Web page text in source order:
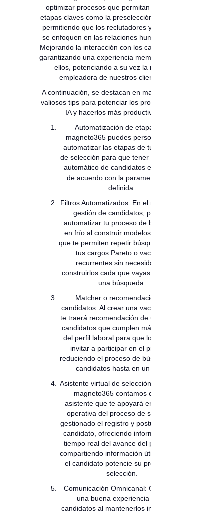
optimizar procesos que permitan acelerar
etapas claves como la preselección continua,
permitiendo que los reclutadores y analistas
se enfoquen en las relaciones humanas (2).
Mejorando la interacción con los candidatos y
garantizando una experiencia memorable con
ellos, potenciando a su vez la marca
empleadora de nuestros clientes.
A continuación, se destacan en magneto365
valiosos tips para potenciar los procesos con
IA y hacerlos más productivo:
Automatización de etapas: En
magneto365 puedes personalizar y
automatizar las etapas de tu proceso
de selección para que tener un avance
automático de candidatos entre ellas
de acuerdo con la parametrización
definida.
Filtros Automatizados: En el módulo de
gestión de candidatos, puedes
automatizar tu proceso de búsqueda
en frío al construir modelos de filtros
que te permiten repetir búsquedas para
tus cargos Pareto o vacantes
recurrentes sin necesidad de
construirlos cada que vayas a realizar
una búsqueda.
Matcher o recomendación de
candidatos: Al crear una vacante, la IA
te traerá recomendación de un pool de
candidatos que cumplen más del 70%
del perfil laboral para que los puedas
invitar a participar en el proceso,
reduciendo el proceso de búsqueda de
candidatos hasta en un 40%.
Asistente virtual de selección: Ahora en
magneto365 contamos con un
asistente que te apoyará en la parte
operativa del proceso de selección
gestionado el registro y postulación del
candidato, ofreciendo información en
tiempo real del avance del proceso y
compartiendo información útil para que
el candidato potencie su proceso de
selección.
Comunicación Omnicanal: Garantiza
una buena experiencia a tus
candidatos al mantenerlos informados